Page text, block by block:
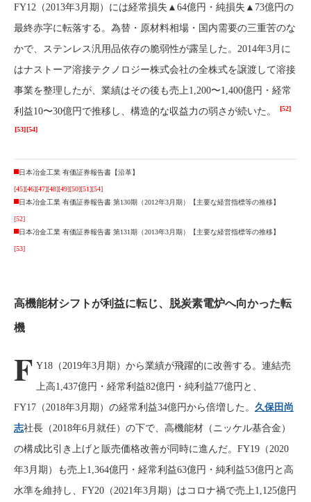
FY12（2013年3月期）には経常損失▲64億円・純損失▲73億円の
最終赤字に転落する。為替・原材料相場・国内需要の三重苦のな
かで、ステンレス汎用品依存の脆弱性が露呈した。2014年3月に
はナストーア溶接テクノロジー株式会社の全株式を譲渡して溶接
事業を整理したが、業績はその後も売上1,200〜1,400億円・経常
利益10〜30億円で推移し、構造的な収益力の弱さが続いた。
[52]
[53][54]
日本冶金工業 有価証券報告書【沿革】
[45][46][47][48][49][50][51][54]
日本冶金工業 有価証券報告書 第130期（2012年3月期）【主要な経営指標等の推移】
[52]
日本冶金工業 有価証券報告書 第131期（2013年3月期）【主要な経営指標等の推移】
[53]
高機能材シフトが利益に転じ、脱炭素電炉へ向かった転
機
F Y18（2019年3月期）から業績が飛躍的に改善する。連結売
上高1,437億円・経常利益82億円・純利益77億円と、
FY17（2018年3月期）の経常利益34億円から倍増した。 久保田尚
志社長（2018年6月就任）の下で、高機能材（ニッケル基合金）
の構成比引き上げと販売価格改善が同時に進んだ。FY19（2020
年3月期）も売上1,364億円・経常利益63億円・純利益53億円と高
水準を維持し、FY20（2021年3月期）はコロナ禍で売上1,125億円